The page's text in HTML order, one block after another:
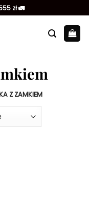
zł 🚛
Z ZAMKIEM